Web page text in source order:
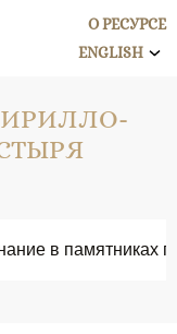
О РЕСУРСЕ
ENGLISH
в памятниках